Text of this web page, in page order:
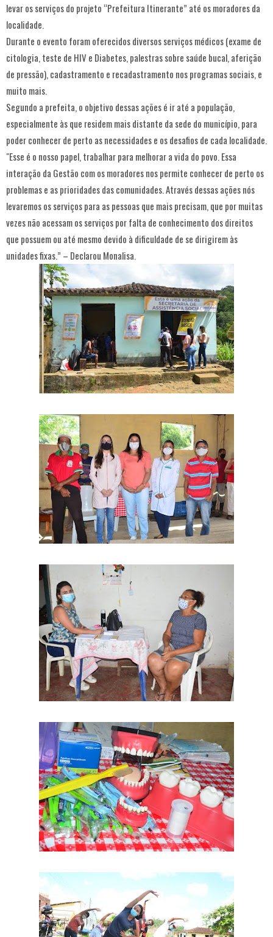
levar os serviços do projeto “Prefeitura Itinerante” até os moradores da
localidade.
Durante o evento foram oferecidos diversos serviços médicos (exame de
citologia, teste de HIV e Diabetes, palestras sobre saúde bucal, aferição
de pressão), cadastramento e recadastramento nos programas sociais, e
muito mais.
Segundo a prefeita, o objetivo dessas ações é ir até a população,
especialmente às que residem mais distante da sede do município, para
poder conhecer de perto as necessidades e os desafios de cada localidade.
"Esse é o nosso papel, trabalhar para melhorar a vida do povo. Essa
interação da Gestão com os moradores nos permite conhecer de perto os
problemas e as prioridades das comunidades. Através dessas ações nós
levaremos os serviços para as pessoas que mais precisam, que por muitas
vezes não acessam os serviços por falta de conhecimento dos direitos
que possuem ou até mesmo devido à dificuldade de se dirigirem às
unidades fixas.” – Declarou Monalisa.